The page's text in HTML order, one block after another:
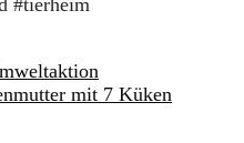
#tierheim
mit 7 Küken